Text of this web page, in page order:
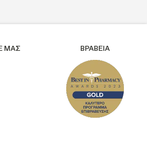
ΜΑΣ ΒΡΑΒΕΙΑ